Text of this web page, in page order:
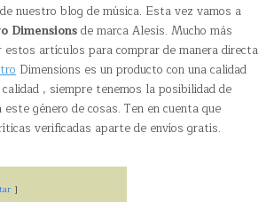
nuestro blog de música. Esta vez vamos a
Dimensionsde marca Alesis. Mucho más
estos artículos para comprar de manera directa
Dimensions es un producto con una calidad
, siempre tenemos la posibilidad de
género de cosas. Ten en cuenta que
verificadas aparte de envíos gratis.